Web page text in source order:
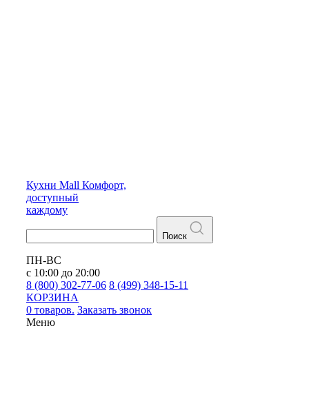
Кухни Mall Комфорт,
доступный
каждому
Поиск
ПН-ВС
с 10:00 до 20:00
8 (800) 302-77-06 8 (499) 348-15-11
КОРЗИНА
0 товаров. Заказать звонок
Меню